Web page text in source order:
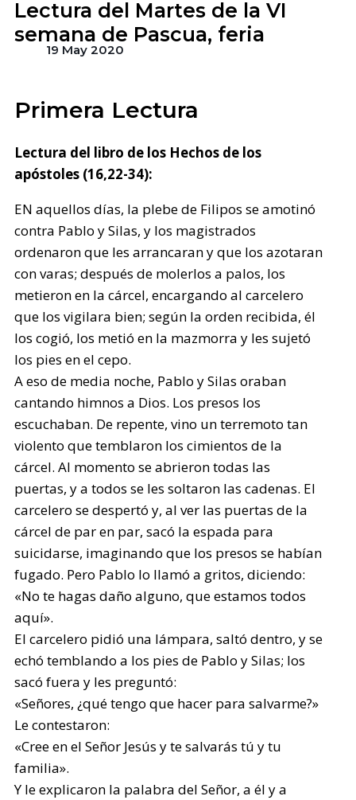
Lectura del Martes de la VI
semana de Pascua, feria
19 May 2020
Primera Lectura
Lectura del libro de los Hechos de los
apóstoles (16,22-34):
EN aquellos días, la plebe de Filipos se amotinó
contra Pablo y Silas, y los magistrados
ordenaron que les arrancaran y que los azotaran
con varas; después de molerlos a palos, los
metieron en la cárcel, encargando al carcelero
que los vigilara bien; según la orden recibida, él
los cogió, los metió en la mazmorra y les sujetó
los pies en el cepo.
A eso de media noche, Pablo y Silas oraban
cantando himnos a Dios. Los presos los
escuchaban. De repente, vino un terremoto tan
violento que temblaron los cimientos de la
cárcel. Al momento se abrieron todas las
puertas, y a todos se les soltaron las cadenas. El
carcelero se despertó y, al ver las puertas de la
cárcel de par en par, sacó la espada para
suicidarse, imaginando que los presos se habían
fugado. Pero Pablo lo llamó a gritos, diciendo:
«No te hagas daño alguno, que estamos todos
aquí».
El carcelero pidió una lámpara, saltó dentro, y se
echó temblando a los pies de Pablo y Silas; los
sacó fuera y les preguntó:
«Señores, ¿qué tengo que hacer para salvarme?»
Le contestaron:
«Cree en el Señor Jesús y te salvarás tú y tu
familia».
Y le explicaron la palabra del Señor, a él y a